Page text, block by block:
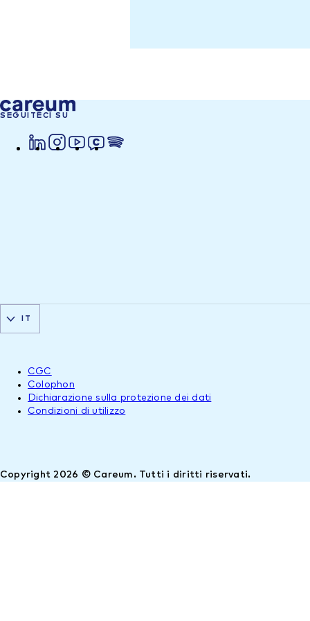
SEGUITECI SU
Copyright 2026 © Careum. Tutti i diritti riservati.
CGC
Colophon
Dichiarazione sulla protezione dei dati
Condizioni di utilizzo
IT